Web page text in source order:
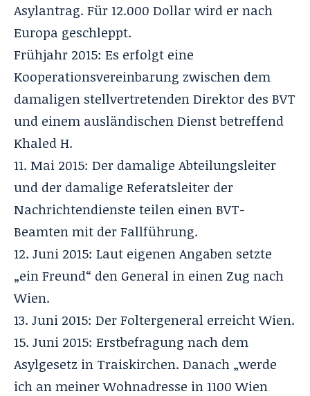
Asylantrag. Für 12.000 Dollar wird er nach
Europa geschleppt.
Frühjahr 2015: Es erfolgt eine
Kooperationsvereinbarung zwischen dem
damaligen stellvertretenden Direktor des BVT
und einem ausländischen Dienst betreffend
Khaled H.
11. Mai 2015: Der damalige Abteilungsleiter
und der damalige Referatsleiter der
Nachrichtendienste teilen einen BVT-
Beamten mit der Fallführung.
12. Juni 2015: Laut eigenen Angaben setzte
„ein Freund“ den General in einen Zug nach
Wien.
13. Juni 2015: Der Foltergeneral erreicht Wien.
15. Juni 2015: Erstbefragung nach dem
Asylgesetz in Traiskirchen. Danach „werde
ich an meiner Wohnadresse in 1100 Wien